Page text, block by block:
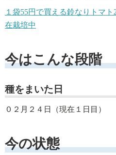
１袋55円で買える鈴なりトマト
在栽培中
今はこんな段階
種をまいた日
０２月２４日（現在１日目）
今の状態